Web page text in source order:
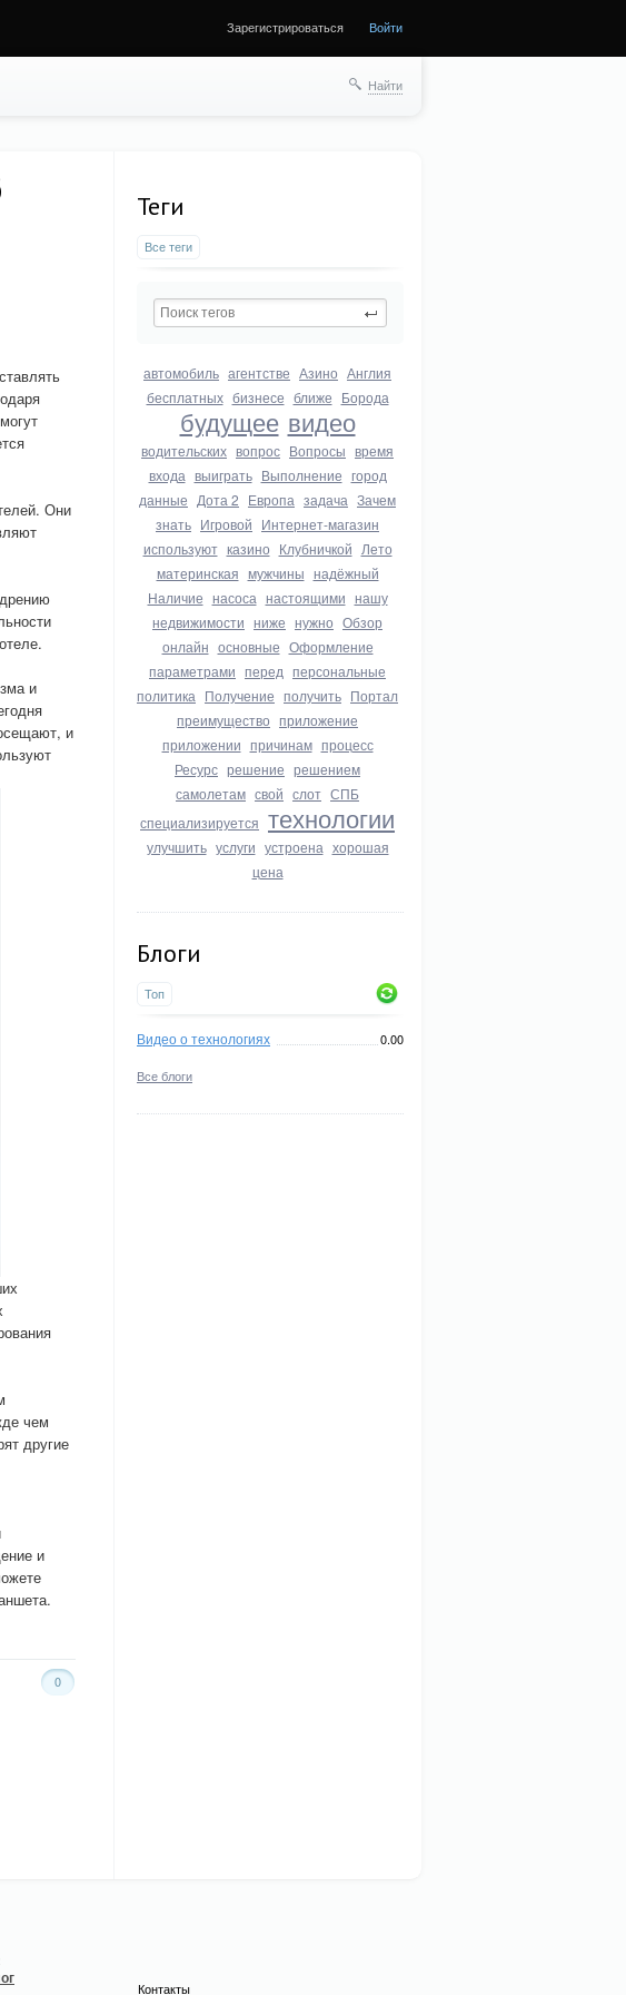
Зарегистрироваться Войти
Найти
Теги
Все теги
автомобиль агентстве Азино Англия
бесплатных бизнесе ближе Борода
будущее видео
водительских вопрос Вопросы время
входа выиграть Выполнение город
данные Дота 2 Европа задача Зачем
знать Игровой Интернет-магазин
используют казино Клубничкой Лето
материнская мужчины надёжный
Наличие насоса настоящими нашу
недвижимости ниже нужно Обзор
онлайн основные Оформление
параметрами перед персональные
политика Получение получить Портал
преимущество приложение
приложении причинам процесс
Ресурс решение решением
самолетам свой слот СПБ
специализируется технологии
улучшить услуги устроена хорошая
цена
Блоги
Топ
Видео о технологиях 0.00
Все блоги
Они
и
и
чем
другие
и
0
Контакты